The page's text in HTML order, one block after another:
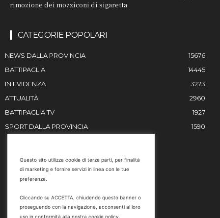
rimozione dei mozziconi di sigaretta
CATEGORIE POPOLARI
NEWS DALLA PROVINCIA
15676
BATTIPAGLIA
14445
IN EVIDENZA
3273
ATTUALITÀ
2960
BATTIPAGLIA TV
1927
SPORT DALLA PROVINCIA
1590
Email
marketing@battipaglia1929.it
carminegaldi@virgilio.it
Questo sito utilizza cookie di terze parti, per finalità
di marketing e fornire servizi in linea con le tue
preferenze.
Cliccando su ACCETTA, chiudendo questo banner o
proseguendo con la navigazione, acconsenti al loro
uso in conformità alla nostra cookie policy.